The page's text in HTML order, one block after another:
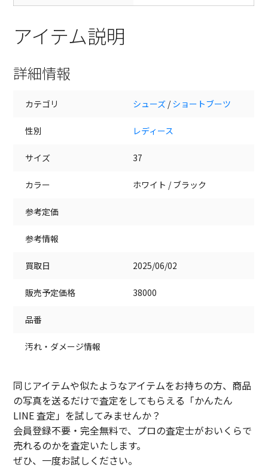
アイテム説明
詳細情報
カテゴリ シューズ /ショートブーツ
性別 レディース
サイズ 37
カラー ホワイト / ブラック
参考定価
参考情報
買取日 2025/06/02
販売予定価格 38000
品番
汚れ・ダメージ情報
同じアイテムや似たようなアイテムをお持ちの方、商品
の写真を送るだけで査定をしてもらえる「かんたん
LINE 査定」を試してみませんか？
会員登録不要・完全無料で、プロの査定士がおいくらで
売れるのかを査定いたします。
ぜひ、一度お試しください。